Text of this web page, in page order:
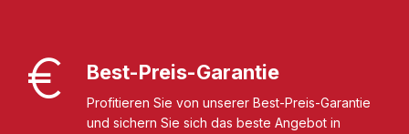
Best-Preis-Garantie
Profitieren Sie von unserer Best-Preis-Garantie
und sichern Sie sich das beste Angebot in